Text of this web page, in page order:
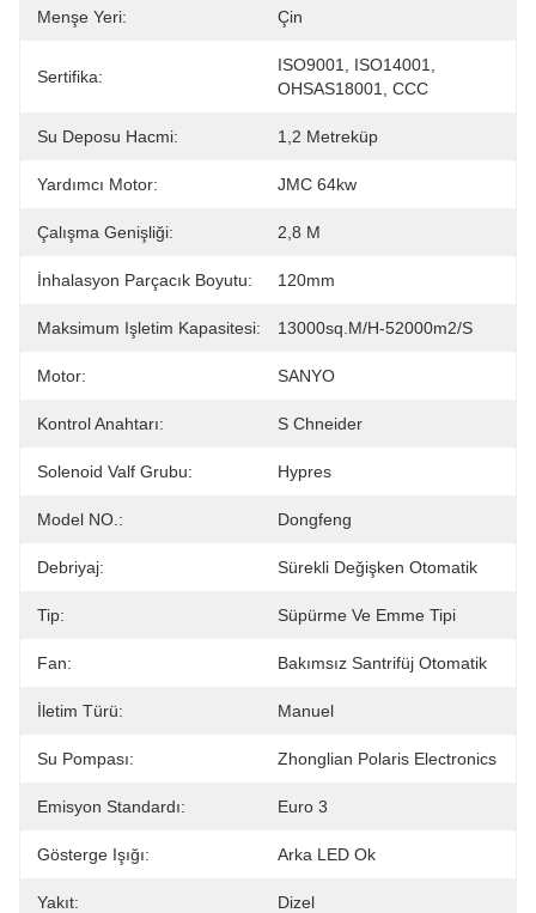
Menşe Yeri: Çin
Sertifika:
ISO9001, ISO14001,
OHSAS18001, CCC
Su Deposu Hacmi: 1,2 Metreküp
Yardımcı Motor: JMC 64kw
Çalışma Genişliği: 2,8 M
İnhalasyon Parçacık Boyutu: 120mm
Maksimum Işletim Kapasitesi: 13000sq.m/h-52000m2/s
Motor: SANYO
Kontrol Anahtarı: S Chneider
Solenoid Valf Grubu: Hypres
Model NO.: Dongfeng
Debriyaj: Sürekli Değişken Otomatik
Tip: Süpürme Ve Emme Tipi
Fan: Bakımsız Santrifüj Otomatik
İletim Türü: Manuel
Su Pompası: Zhonglian Polaris Electronics
Emisyon Standardı: Euro 3
Gösterge Işığı: Arka LED Ok
Yakıt: Dizel